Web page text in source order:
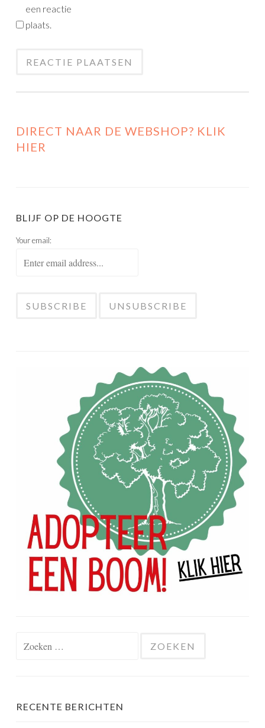
een reactie
plaats.
DIRECT NAAR DE WEBSHOP? KLIK
HIER
BLIJF OP DE HOOGTE
Your email:
RECENTE BERICHTEN